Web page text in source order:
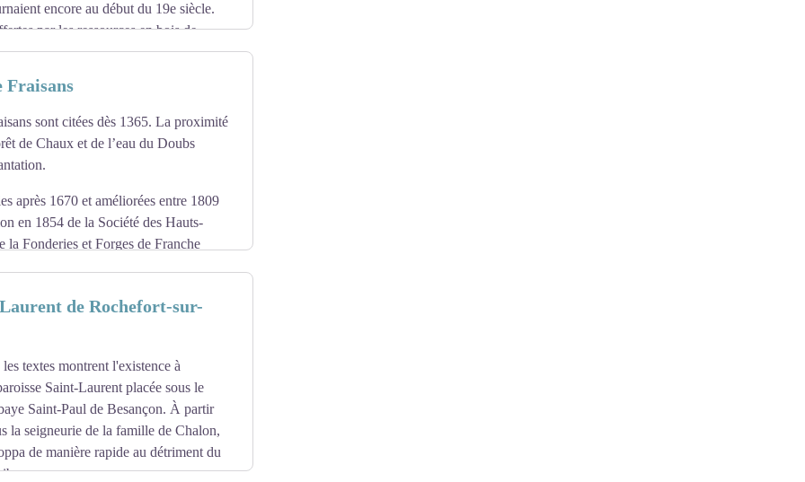
Jura-Nord
encore au début du 19e siècle.
par les ressources en bois de
cet emplacement pour édifier la Saline
1295 à 1931. Les forges de Rans et
Fraisans
sont citées dès 1365. La proximité
de Chaux et de l’eau du Doubs
après 1670 et améliorées entre 1809
en 1854 de la Société des Hauts-
la Fonderies et Forges de Franche
du Doubs et faisait de Fraisans le
aux Forges. Vers 1880, la
une partie du bassin houiller
mine ouverte en 1846 à Ougney. Le
proximité.
des mines. La fermeture définitive du
de Rans.
de Rochefort-sur-
textes montrent l'existence à
Saint-Laurent placée sous le
Saint-Paul de Besançon. À partir
la seigneurie de la famille de Chalon,
de manière rapide au détriment du